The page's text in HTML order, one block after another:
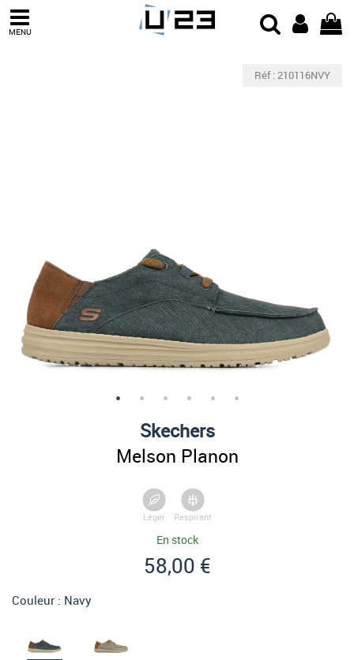
MENU
Réf : 210116NVY
Skechers
Melson Planon
Léger Respirant
En stock
58,00 €
Couleur : Navy